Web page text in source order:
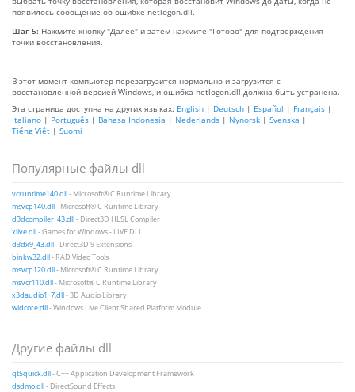
появилось сообщение об ошибке netlogon.dll.
Шаг 5: Нажмите кнопку "Далее" и затем нажмите "Готово" для подтверждения
точки восстановления.
В этот момент компьютер перезагрузится нормально и загрузится с
восстановленной версией Windows, и ошибка netlogon.dll должна быть устранена.
Эта страница доступна на других языках: English | Deutsch | Español | Français |
Italiano | Português | Bahasa Indonesia | Nederlands | Nynorsk | Svenska |
Tiếng Việt | Suomi
Популярные файлы dll
vcruntime140.dll- Microsoft® C Runtime Library
msvcp140.dll- Microsoft® C Runtime Library
d3dcompiler_43.dll- Direct3D HLSL Compiler
xlive.dll- Games for Windows - LIVE DLL
d3dx9_43.dll- Direct3D 9 Extensions
binkw32.dll- RAD Video Tools
msvcp120.dll- Microsoft® C Runtime Library
msvcr110.dll- Microsoft® C Runtime Library
x3daudio1_7.dll- 3D Audio Library
wldcore.dll- Windows Live Client Shared Platform Module
Другие файлы dll
qt5quick.dll- C++ Application Development Framework
dsdmo.dll- DirectSound Effects